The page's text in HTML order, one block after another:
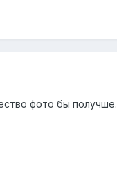
фото бы получше.